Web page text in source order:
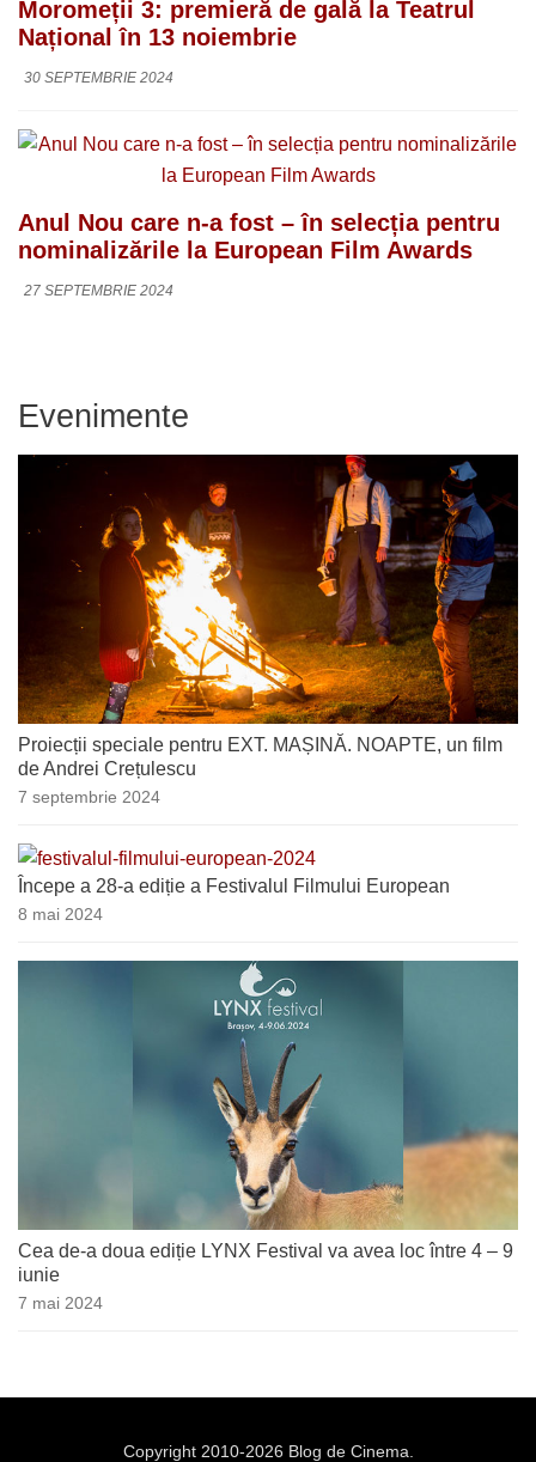
Moromeții 3: premieră de gală la Teatrul
Național în 13 noiembrie
30 SEPTEMBRIE 2024
Anul Nou care n-a fost – în selecția pentru
nominalizările la European Film Awards
27 SEPTEMBRIE 2024
Evenimente
Proiecții speciale pentru EXT. MAȘINĂ. NOAPTE, un film
de Andrei Crețulescu
7 septembrie 2024
Începe a 28-a ediție a Festivalul Filmului European
8 mai 2024
Cea de-a doua ediție LYNX Festival va avea loc între 4 – 9
iunie
7 mai 2024
Copyright 2010-2026 Blog de Cinema.